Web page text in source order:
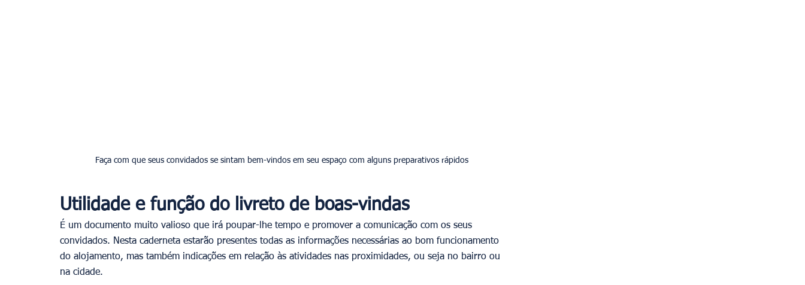
Faça com que seus convidados se sintam bem-vindos em seu espaço com alguns preparativos rápidos
Utilidade e função do livreto de boas-vindas
É um documento muito valioso que irá poupar-lhe tempo e promover a comunicação com os seus
convidados. Nesta caderneta estarão presentes todas as informações necessárias ao bom funcionamento
do alojamento, mas também indicações em relação às atividades nas proximidades, ou seja no bairro ou
na cidade.